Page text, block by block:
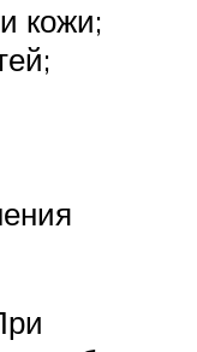
кожи;